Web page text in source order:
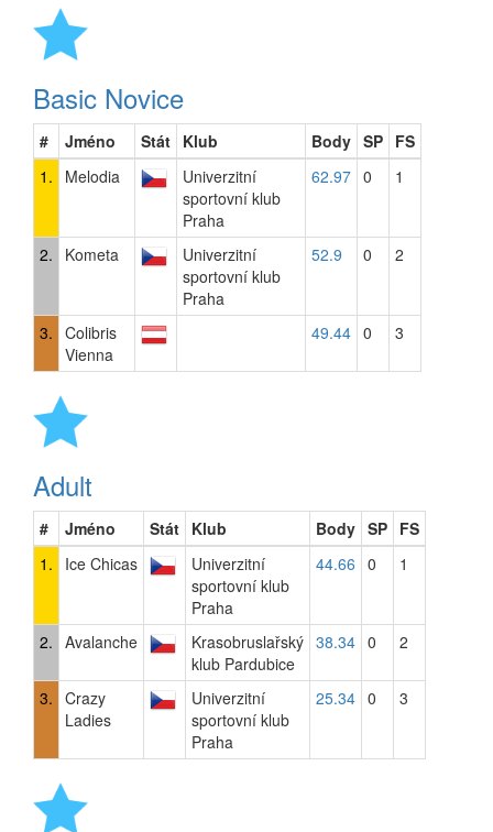
Basic Novice
# Jméno Stát Klub Body SP FS
1.
Melodia
Univerzitní
sportovní klub
Praha
62.97 0 1
2. Kometa
Univerzitní
sportovní klub
Praha
52.9 0 2
3. Colibris
Vienna
49.44 0 3
Adult
# Jméno Stát Klub Body SP FS
1.
Ice Chicas
Univerzitní
sportovní klub
Praha
44.66 0 1
2. Avalanche
Krasobruslařský
klub Pardubice
38.34 0 2
3. Crazy
Ladies
Univerzitní
sportovní klub
Praha
25.34 0 3